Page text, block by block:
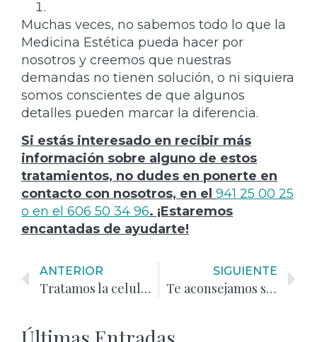
Muchas veces, no sabemos todo lo que la
Medicina Estética pueda hacer por
nosotros y creemos que nuestras
demandas no tienen solución, o ni siquiera
somos conscientes de que algunos
detalles pueden marcar la diferencia.
Si estás interesado en recibir más
información sobre alguno de estos
tratamientos, no dudes en ponerte en
contacto con nosotros, en el 941 25 00 25
o en el 606 50 34 96. ¡Estaremos
encantadas de ayudarte!
ANTERIOR
Tratamos la celulitis con los mejores resultados: Acido poliláctico y LPG
SIGUIENTE
Te aconsejamos sobre la mejor opción para ti. ¿Micropigmentación o microblading?